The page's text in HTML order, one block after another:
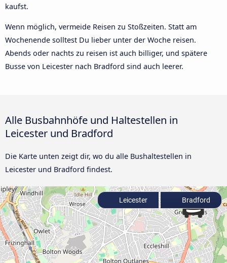
kaufst.
Wenn möglich, vermeide Reisen zu Stoßzeiten. Statt am
Wochenende solltest Du lieber unter der Woche reisen.
Abends oder nachts zu reisen ist auch billiger, und spätere
Busse von Leicester nach Bradford sind auch leerer.
Alle Busbahnhöfe und Haltestellen in
Leicester und Bradford
Die Karte unten zeigt dir, wo du alle Bushaltestellen in
Leicester und Bradford findest.
Leicester Bradford